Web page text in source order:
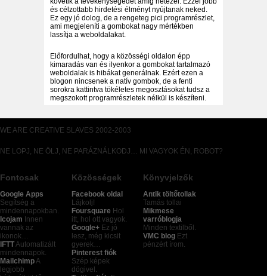
és célzottabb hirdetési élményt nyújtanak neked.
Ez egy jó dolog, de a rengeteg pici programrészlet,
ami megjeleníti a gombokat nagy mértékben
lassítja a weboldalakat.
Előfordulhat, hogy a közösségi oldalon épp
kimaradás van és ilyenkor a gombokat tartalmazó
weboldalak is hibákat generálnak. Ezért ezen a
blogon nincsenek a natív gombok, de a fenti
sorokra kattintva tökéletes megosztásokat tudsz a
megszokott programrészletek nélkül is készíteni.
WE ARE CREATIVE SLAVES 2002-2003
NE LOPJ, NE ÖLJ, NE PARÁZNÁLKODJ… MI VAGYOK ÉN, ROBOT?
Fontosak
Google Apps
Segítség a
mindennapokban.
Icojam Innen
vannak az
ikonok…
IFTTAutomatizált
mindennapok.
MailchimpA
legjobb
Közösségek
Facebook oldal
Lájkolj!
Foursquare Hol
itt, hol ott vagyok.
Google+ Ez jó
lesz, még kicsit
gyerek…
Pinterest fiók
Szép képek
dögivel.
Könyvjelzők
Antik töltőtollak
Tamás tollai
Mikmese
varróblogja
Minden textilből.
VMC blog Ezt
pénzért írom.